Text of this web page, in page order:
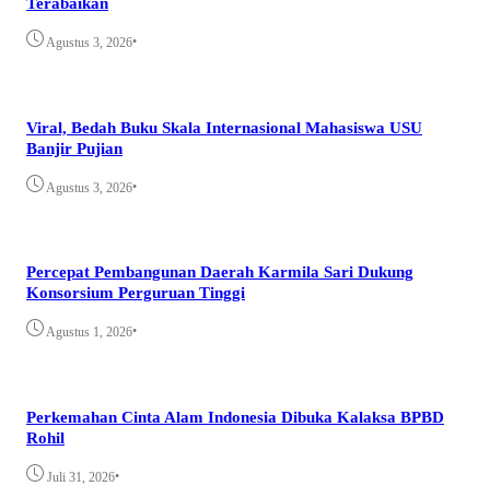
Agustus 3, 2026•
Viral, Bedah Buku Skala Internasional Mahasiswa USU
Banjir Pujian
Agustus 3, 2026•
Percepat Pembangunan Daerah Karmila Sari Dukung
Konsorsium Perguruan Tinggi
Agustus 1, 2026•
Perkemahan Cinta Alam Indonesia Dibuka Kalaksa BPBD
Rohil
Juli 31, 2026•